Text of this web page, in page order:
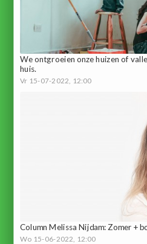
We ontgroeien onze huizen of
huis.
Vr 15-07-2022, 12:00
Column Melissa Nijdam: Zomer +
Wo 15-06-2022, 12:00